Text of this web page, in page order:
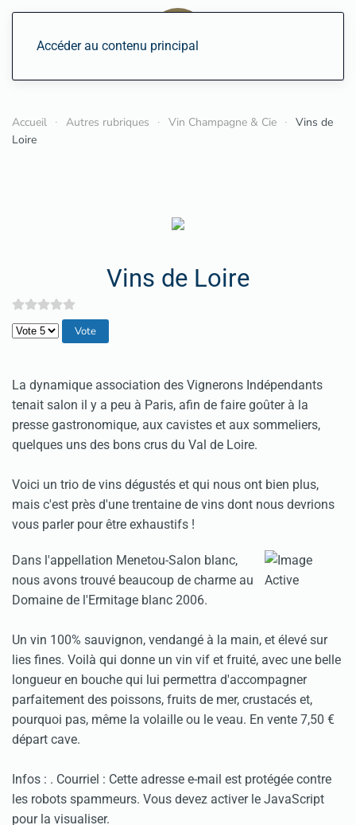
Accéder au contenu principal
Accueil Autres rubriques Vin Champagne & Cie
Vins de
Loire
Vins de Loire
Veuillez voter
La dynamique association des Vignerons Indépendants
tenait salon il y a peu à Paris, afin de faire goûter à la
presse gastronomique, aux cavistes et aux sommeliers,
quelques uns des bons crus du Val de Loire.
Voici un trio de vins dégustés et qui nous ont bien plus,
mais c'est près d'une trentaine de vins dont nous devrions
vous parler pour être exhaustifs !
Dans l'appellation Menetou-Salon blanc,
nous avons trouvé beaucoup de charme au
Domaine de l'Ermitage blanc 2006.
Un vin 100% sauvignon, vendangé à la main, et élevé sur
lies fines. Voilà qui donne un vin vif et fruité, avec une belle
longueur en bouche qui lui permettra d'accompagner
parfaitement des poissons, fruits de mer, crustacés et,
pourquoi pas, même la volaille ou le veau. En vente 7,50 €
départ cave.
Infos : . Courriel : Cette adresse e-mail est protégée contre
les robots spammeurs. Vous devez activer le JavaScript
pour la visualiser.